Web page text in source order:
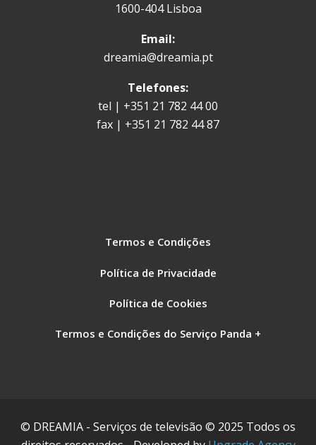
1600-404 Lisboa
Email:
dreamia@dreamia.pt
Telefones:
tel | +351 21 782 44 00
fax | +351 21 782 44 87
Termos e Condições
Política de Privacidade
Política de Cookies
Termos e Condições do Serviço Panda +
© DREAMIA - Serviços de televisão © 2025 Todos os